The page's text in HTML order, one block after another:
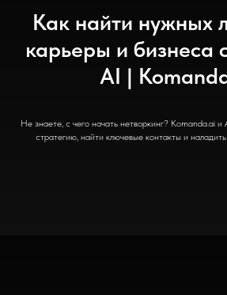
Как найти нужных
карьеры и
AI |
Не знаете, с чего начать нетворкинг? Komanda.ai и
стратегию, найти ключевые контакты и